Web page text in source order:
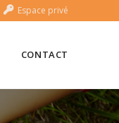
Espace privé
CONTACT